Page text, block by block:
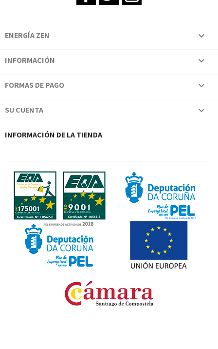
ENERGÍA ZEN 
INFORMACIÓN 
FORMAS DE PAGO 
SU CUENTA 
INFORMACIÓN DE LA TIENDA